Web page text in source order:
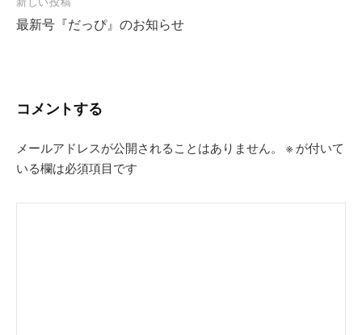
ビ
ゲ
ョ
最新号『だっぴ』のお知らせ
コメントする
メールアドレスが公開されることはありません。 ※ が付いて
いる欄は必須項目です